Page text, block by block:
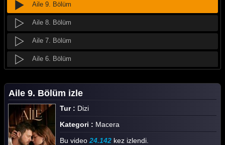
Aile 9. Bölüm
Aile 8. Bölüm
Aile 7. Bölüm
Aile 6. Bölüm
Aile 4. Bölüm
Aile 3. Bölüm
Aile 2. Bölüm
Aile 9. Bölüm izle
Tur : Dizi
Kategori : Macera
Bu video 24.142 kez izlendi.